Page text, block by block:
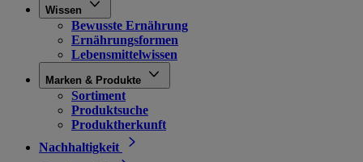
Wissen
Bewusste Ernährung
Ernährungsformen
Lebensmittelwissen
Marken & Produkte
Sortiment
Produktsuche
Produktherkunft
Nachhaltigkeit